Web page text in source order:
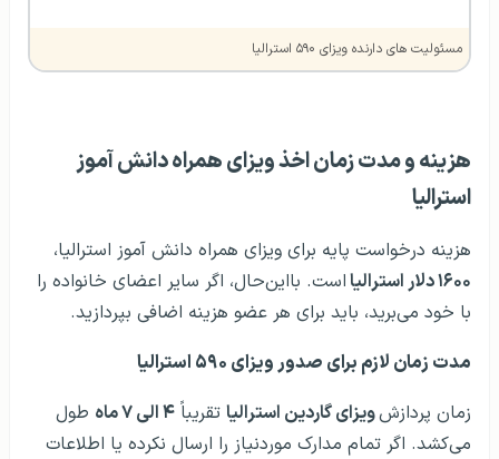
مسئولیت‌ های دارنده ویزای ۵۹۰ استرالیا
هزینه و مدت زمان اخذ ویزای همراه دانش‌ آموز
استرالیا
هزینه درخواست پایه برای ویزای همراه دانش‌ آموز استرالیا،
۱۶۰۰ دلار استرالیا
است. بااین‌حال، اگر سایر اعضای خانواده را
با خود می‌برید، باید برای هر عضو هزینه اضافی بپردازید.
مدت‌ زمان لازم برای صدور ویزای ۵۹۰ استرالیا
زمان پردازشویزای گاردین استرالیا تقریباً ۴ الی ۷ ماه
طول
می‌کشد. اگر تمام مدارک موردنیاز را ارسال نکرده یا اطلاعات